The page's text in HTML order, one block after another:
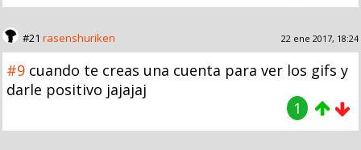
#21 rasenshuriken 22 ene 2017, 18:24
#9 cuando te creas una cuenta para ver los gifs y
darle positivo jajajaj
1